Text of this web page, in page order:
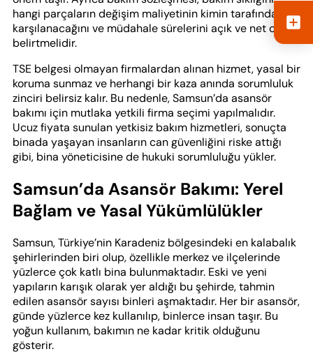
hangi parçaların değişim maliyetinin kimin tarafından
karşılanacağını ve müdahale sürelerini açık ve net olarak
belirtmelidir.
TSE belgesi olmayan firmalardan alınan hizmet, yasal bir
koruma sunmaz ve herhangi bir kaza anında sorumluluk
zinciri belirsiz kalır. Bu nedenle, Samsun’da asansör
bakımı için mutlaka yetkili firma seçimi yapılmalıdır.
Ucuz fiyata sunulan yetkisiz bakım hizmetleri, sonuçta
binada yaşayan insanların can güvenliğini riske attığı
gibi, bina yöneticisine de hukuki sorumluluğu yükler.
Samsun’da Asansör Bakımı: Yerel
Bağlam ve Yasal Yükümlülükler
Samsun, Türkiye’nin Karadeniz bölgesindeki en kalabalık
şehirlerinden biri olup, özellikle merkez ve ilçelerinde
yüzlerce çok katlı bina bulunmaktadır. Eski ve yeni
yapıların karışık olarak yer aldığı bu şehirde, tahmin
edilen asansör sayısı binleri aşmaktadır. Her bir asansör,
günde yüzlerce kez kullanılıp, binlerce insan taşır. Bu
yoğun kullanım, bakımın ne kadar kritik olduğunu
gösterir.